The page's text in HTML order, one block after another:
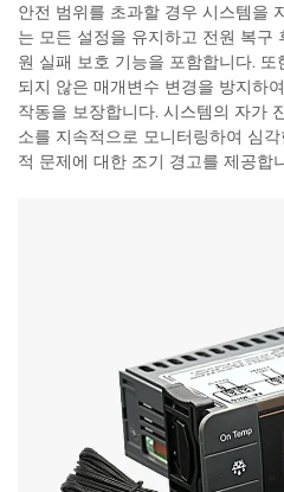
안전 범위를 초과할 경우 시스템을
는 모든 설정을 유지하고 전원 복구
원 실패 보호 기능을 포함합니다.
되지 않은 매개변수 변경을 방지하
작동을 보장합니다. 시스템의 자가
소를 지속적으로 모니터링하여 심
적 문제에 대한 조기 경고를 제공합